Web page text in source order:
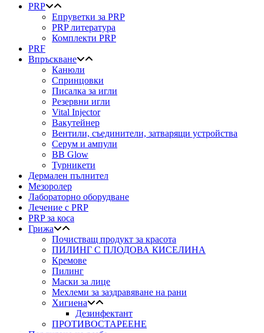
PRP
Епруветки за PRP
PRP литература
Комплекти PRP
PRF
Впръскване
Канюли
Спринцовки
Писалка за игли
Резервни игли
Vital Injector
Вакутейнер
Вентили, съединители, затварящи устройства
Серум и ампули
BB Glow
Турникети
Дермален пълнител
Мезоролер
Лабораторно оборудване
Лечение с PRP
PRP за коса
Грижа
Почистващ продукт за красота
ПИЛИНГ С ПЛОДОВА КИСЕЛИНА
Кремове
Пилинг
Маски за лице
Мехлеми за заздравяване на рани
Хигиена
Дезинфектант
ПРОТИВОСТАРЕЕНЕ